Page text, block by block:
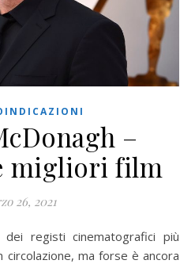
–
migliori film
26, 2021
ma forse è ancora